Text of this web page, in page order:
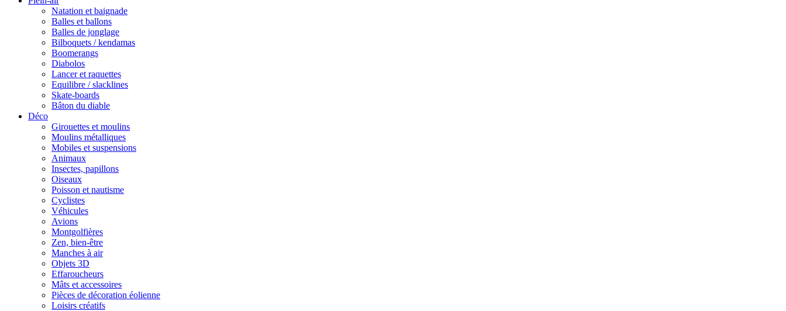
Natation et baignade
Balles et ballons
Balles de jonglage
Bilboquets / kendamas
Boomerangs
Diabolos
Lancer et raquettes
Equilibre / slacklines
Skate-boards
Bâton du diable
Déco
Girouettes et moulins
Moulins métalliques
Mobiles et suspensions
Animaux
Insectes, papillons
Oiseaux
Poisson et nautisme
Cyclistes
Véhicules
Avions
Montgolfières
Zen, bien-être
Manches à air
Objets 3D
Effaroucheurs
Mâts et accessoires
Pièces de décoration éolienne
Loisirs créatifs